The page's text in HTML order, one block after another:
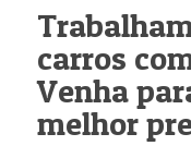
carros
Venha
melhor